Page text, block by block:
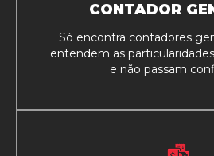
CONTADOR
Só encontra contadores
entendem as
e não passam